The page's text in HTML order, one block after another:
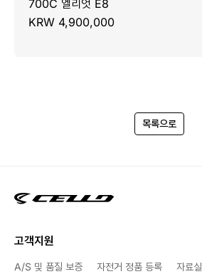
700C 엘리엇 E8
KRW 4,900,000
목록으로
고객지원
A/S 및 품질 보증 자전거 정품 등록 자료실